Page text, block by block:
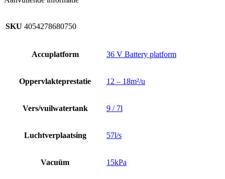
SKU 4054278680750
Accuplatform 36 V Battery platform
Oppervlakteprestatie 12 – 18m²/u
Vers/vuilwatertank 9 / 7l
Luchtverplaatsing 57l/s
Vacuüm 15kPa